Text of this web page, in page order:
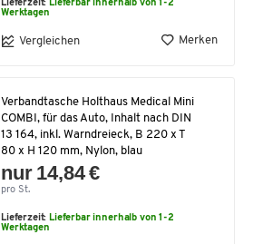
Lieferzeit:Lieferbar innerhalb von 1-2
Werktagen
Vergleichen Merken
Verbandtasche Holthaus Medical Mini
COMBI, für das Auto, Inhalt nach DIN
13 164, inkl. Warndreieck, B 220 x T
80 x H 120 mm, Nylon, blau
nur 14,84 €
pro St.
Lieferzeit:Lieferbar innerhalb von 1-2
Werktagen